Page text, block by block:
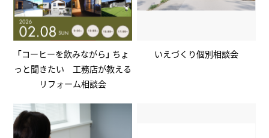
「コーヒーを飲みながら」 ちょ
っと聞きたい 工務店が教える
リフォーム相談会
いえづくり個別相談会